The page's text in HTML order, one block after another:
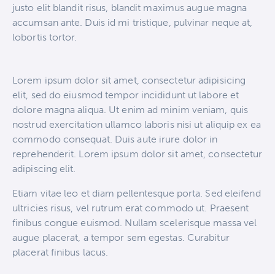
justo elit blandit risus, blandit maximus augue magna
accumsan ante. Duis id mi tristique, pulvinar neque at,
lobortis tortor.
Lorem ipsum dolor sit amet, consectetur adipisicing
elit, sed do eiusmod tempor incididunt ut labore et
dolore magna aliqua. Ut enim ad minim veniam, quis
nostrud exercitation ullamco laboris nisi ut aliquip ex ea
commodo consequat. Duis aute irure dolor in
reprehenderit. Lorem ipsum dolor sit amet, consectetur
adipiscing elit.
Etiam vitae leo et diam pellentesque porta. Sed eleifend
ultricies risus, vel rutrum erat commodo ut. Praesent
finibus congue euismod. Nullam scelerisque massa vel
augue placerat, a tempor sem egestas. Curabitur
placerat finibus lacus.